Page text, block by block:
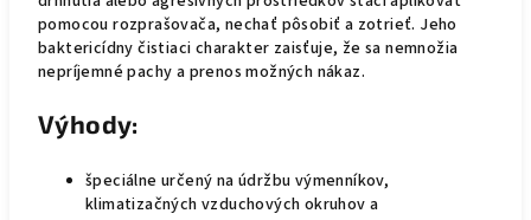
pomocou rozprašovača, nechať pôsobiť a zotrieť. Jeho
baktericídny čistiaci charakter zaisťuje, že sa nemnožia
nepríjemné pachy a prenos možných nákaz.
Výhody:
špeciálne určený na údržbu výmenníkov,
klimatizačných vzduchových okruhov a